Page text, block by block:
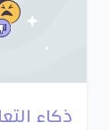
ذكاء